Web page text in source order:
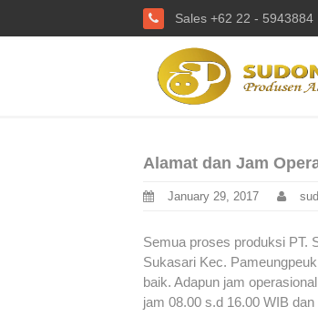
Sales +62 22 - 5943884
Alamat dan Jam
January 29, 2017
Semua proses produksi PT.
Sukasari Kec.
baik. Adapun jam
jam 08.00 s.d 16.00 WIB